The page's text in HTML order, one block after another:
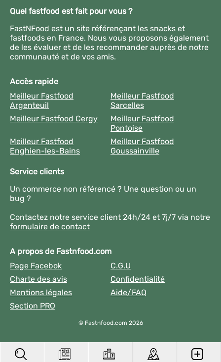
Quel fastfood est fait pour vous ?
FastNFood est un site référençant les snacks et
fastfoods en France. Nous vous proposons également
de les évaluer et de les recommander auprès de notre
communauté et de vos amis.
Accès rapide
Meilleur Fastfood
Argenteuil
Meilleur Fastfood
Sarcelles
Meilleur Fastfood Cergy
Meilleur Fastfood
Pontoise
Meilleur Fastfood
Enghien-les-Bains
Meilleur Fastfood
Goussainville
Service clients
Un commerce non référencé ? Une question ou un
bug ?
Contactez notre service client 24h/24 et 7j/7 via notre
formulaire de contact
A propos de Fastnfood.com
Page Facebok
C.G.U
Charte des avis
Confidentialité
Mentions légales
Aide/FAQ
Section PRO
© Fastnfood.com 2026